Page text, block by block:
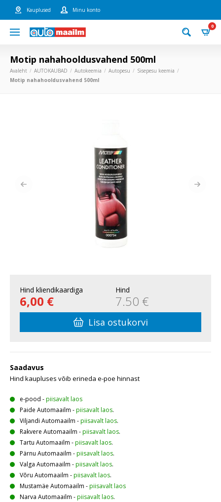
Kauplused Minu konto
0
Motip nahahooldusvahend 500ml
Avaleht AUTOKAUBAD Autokeemia Autopesu
Sisepesu keemia
Motip nahahooldusvahend 500ml
Hind kliendikaardiga
6,00 €
Hind
7.50 €
Lisa ostukorvi
Saadavus
Hind kaupluses võib erineda e-poe hinnast
e-pood -piisavalt laos
Paide Automaailm -piisavalt laos.
Viljandi Automaailm -piisavalt laos.
Rakvere Automaailm -piisavalt laos.
Tartu Automaailm -piisavalt laos.
Pärnu Automaailm -piisavalt laos.
Valga Automaailm -piisavalt laos.
Võru Automaailm -piisavalt laos.
Mustamäe Automaailm -piisavalt laos
Narva Automaailm -piisavalt laos.